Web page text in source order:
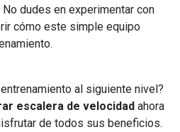
dudes en experimentar con
cómo este simple equipo
al siguiente nivel?
escalera de velocidad ahora
de todos sus beneficios.